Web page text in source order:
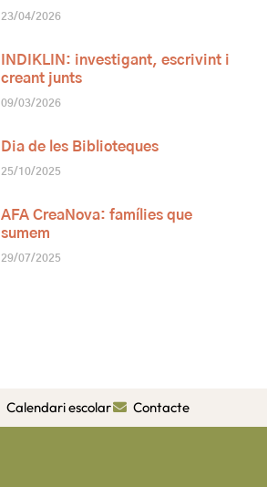
23/04/2026
INDIKLIN: investigant, escrivint i
creant junts
09/03/2026
Dia de les Biblioteques
25/10/2025
AFA CreaNova: famílies que
sumem
29/07/2025
Calendari escolar Contacte